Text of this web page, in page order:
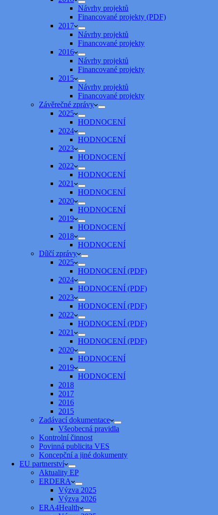
Návrhy projektů
Financované projekty (PDF)
2017
Návrhy projektů
Financované projekty
2016
Návrhy projektů
Financované projekty
2015
Návrhy projektů
Financované projekty
Závěrečné zprávy
2025
HODNOCENÍ
2024
HODNOCENÍ
2023
HODNOCENÍ
2022
HODNOCENÍ
2021
HODNOCENÍ
2020
HODNOCENÍ
2019
HODNOCENÍ
2018
HODNOCENÍ
Dílčí zprávy
2025
HODNOCENÍ (PDF)
2024
HODNOCENÍ (PDF)
2023
HODNOCENÍ (PDF)
2022
HODNOCENÍ (PDF)
2021
HODNOCENÍ (PDF)
2020
HODNOCENÍ
2019
HODNOCENÍ
2018
2017
2016
2015
Zadávací dokumentace
Všeobecná pravidla
Kontrolní činnost
Povinná publicita VES
Koncepční a jiné dokumenty
EU partnerství
Aktuality EP
ERDERA
Výzva 2025
Výzva 2026
ERA4Health